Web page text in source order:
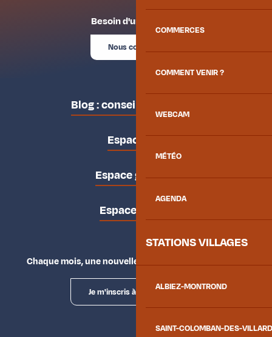
COMMERCES
COMMENT VENIR ?
WEBCAM
MÉTÉO
AGENDA
STATIONS VILLAGES
ALBIEZ-MONTROND
SAINT-COLOMBAN-DES-
Besoin d'un conseil ?
Nous contacter
Blog : conseils des locaux
Espace pro
Espace groupes
Espace presse
Chaque mois, une nouvelle façon d'explorer la vallée.
Je m'inscris à la newsletter